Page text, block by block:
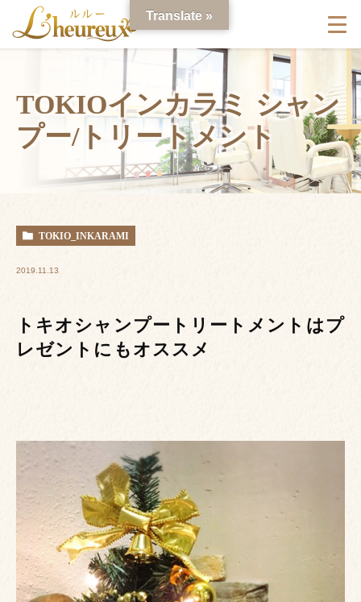
TOKIOインカラミ シャン
プー/トリートメント
TOKIO_INKARAMI
2019.11.13
トキオシャンプートリートメントはプ
レゼントにもオススメ
Translate »